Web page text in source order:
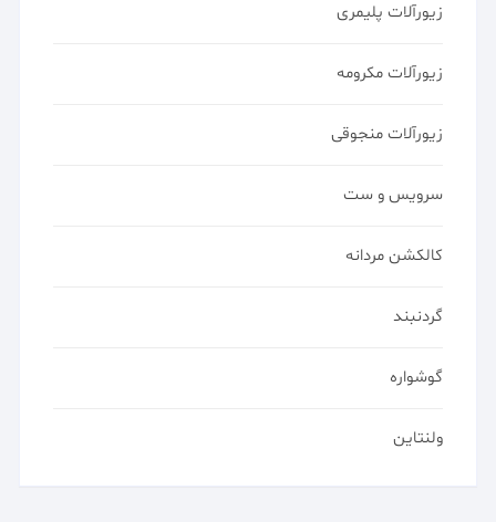
زیورآلات پلیمری
زیورآلات مکرومه
زیورآلات منجوقی
سرویس و ست
کالکشن مردانه
گردنبند
گوشواره
ولنتاین